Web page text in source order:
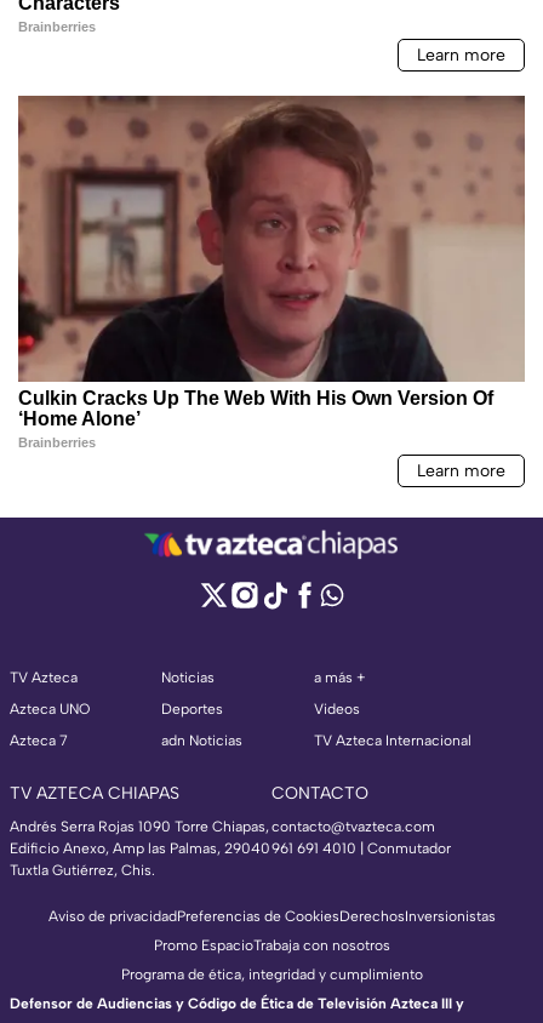
TV Azteca
Azteca UNO
Azteca 7
Noticias
Deportes
adn Noticias
a más +
Videos
TV Azteca Internacional
TV AZTECA CHIAPAS
Andrés Serra Rojas 1090 Torre Chiapas,
Edificio Anexo, Amp las Palmas, 29040
Tuxtla Gutiérrez, Chis.
CONTACTO
contacto@tvazteca.com
961 691 4010 | Conmutador
Aviso de privacidadPreferencias de CookiesDerechosInversionistas
Promo EspacioTrabaja con nosotros
Programa de ética, integridad y cumplimiento
Defensor de Audiencias y Código de Ética de Televisión Azteca III y